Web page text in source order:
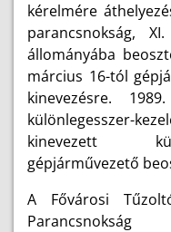
kérelmére
parancsnokság,
állományába
március 16-tól
kinevezésre.
különlegesszer-
kinevezett
gépjárművezető
A Fővárosi